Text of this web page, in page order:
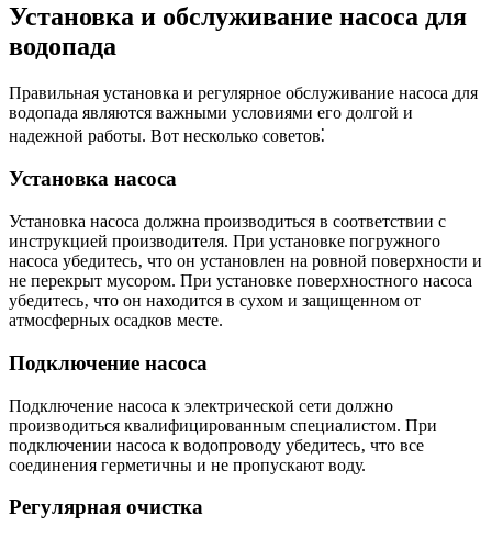
Установка и обслуживание насоса для
водопада
Правильная установка и регулярное обслуживание насоса для
водопада являются важными условиями его долгой и
надежной работы. Вот несколько советов⁚
Установка насоса
Установка насоса должна производиться в соответствии с
инструкцией производителя. При установке погружного
насоса убедитесь‚ что он установлен на ровной поверхности и
не перекрыт мусором. При установке поверхностного насоса
убедитесь‚ что он находится в сухом и защищенном от
атмосферных осадков месте.
Подключение насоса
Подключение насоса к электрической сети должно
производиться квалифицированным специалистом. При
подключении насоса к водопроводу убедитесь‚ что все
соединения герметичны и не пропускают воду.
Регулярная очистка